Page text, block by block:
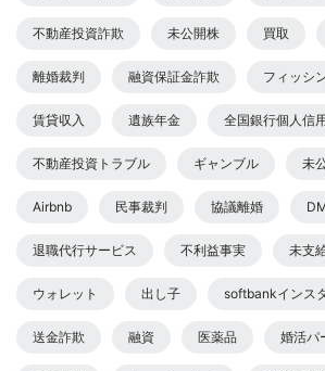
不動産投資詐欺 未公開株 買取
離婚裁判 融資保証金詐欺 フィッシ
賃貸収入 遺族年金 全国銀行個人信
不動産投資トラブル ギャンブル 未
Airbnb 民事裁判 協議離婚
退職代行サービス 不利益事実 未支
ウォレット 出し子 softbankインス
送金詐欺 融資 医薬品 婚活パ